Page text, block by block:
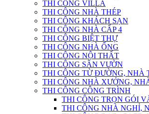
THI CÔNG VILLA
THI CÔNG NHÀ THÉP
THI CÔNG KHÁCH SẠN
THI CÔNG NHÀ CẤP 4
THI CÔNG BIỆT THỰ
THI CÔNG NHÀ ỐNG
THI CÔNG NỘI THẤT
THI CÔNG SÂN VƯỜN
THI CÔNG TỪ ĐƯỜNG, NHÀ
THI CÔNG NHÀ XƯỞNG,
THI CÔNG CÔNG TRÌNH
THI CÔNG TRỌN GÓI
THI CÔNG NHÀ NGHỈ,